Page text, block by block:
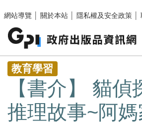
網站導覽
關於本站 隱私權及安全政策
:::
教育學習
【書介】 貓偵
推理故事~阿